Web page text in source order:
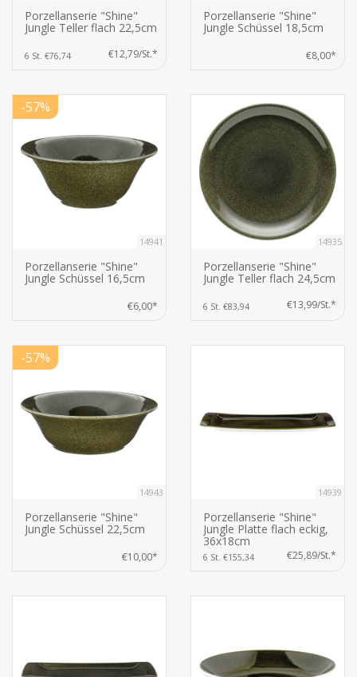
Porzellanserie "Shine"
Jungle Teller flach 22,5cm
6 St. €76,74 €12,79/St.*
Porzellanserie "Shine"
Jungle Schüssel 18,5cm
€8,00*
14941
Porzellanserie "Shine"
Jungle Schüssel 16,5cm
€6,00*
-57%
14935
Porzellanserie "Shine"
Jungle Teller flach 24,5cm
6 St. €83,94 €13,99/St.*
14943
Porzellanserie "Shine"
Jungle Schüssel 22,5cm
€10,00*
-57%
14939
Porzellanserie "Shine"
Jungle Platte flach eckig,
36x18cm
6 St. €155,34 €25,89/St.*